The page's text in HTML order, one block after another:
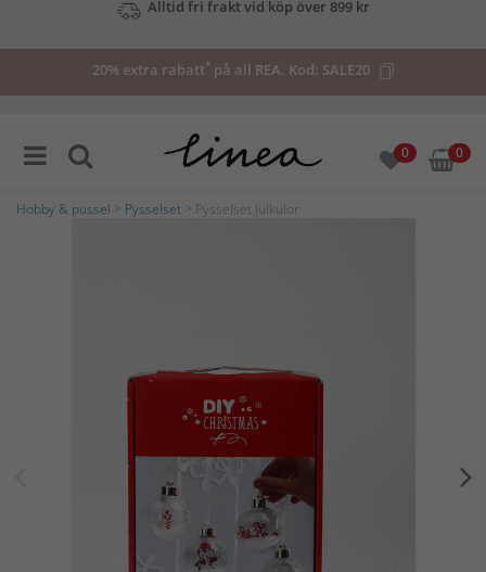
20% extra rabatt*på all REA. Kod: SALE20
0 0
Hobby & pussel Pysselset > Pysselset Julkulor